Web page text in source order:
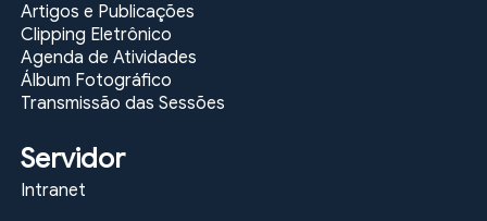
Artigos e Publicações
Clipping Eletrônico
Agenda de Atividades
Álbum Fotográfico
Transmissão das Sessões
Servidor
Intranet